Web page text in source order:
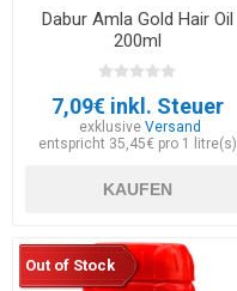
Dabur Amla Gold Hair Oil
200ml
7,09€ inkl. Steuer
exklusiveVersand
entspricht 35,45€ pro 1 litre(s)
KAUFEN
Out of Stock